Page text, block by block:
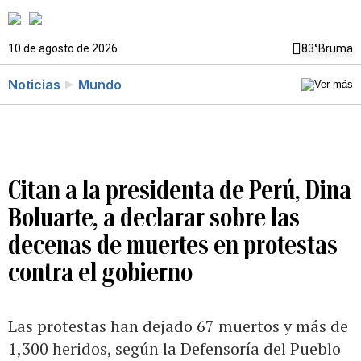
10 de agosto de 2026 83°Bruma
Noticias Mundo
Citan a la presidenta de Perú, Dina
Boluarte, a declarar sobre las
decenas de muertes en protestas
contra el gobierno
Las protestas han dejado 67 muertos y más de
1,300 heridos, según la Defensoría del Pueblo